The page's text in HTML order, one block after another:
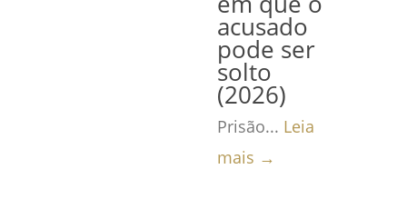
acusado
pode ser
solto
(2026)
Prisão... Leia
mais →